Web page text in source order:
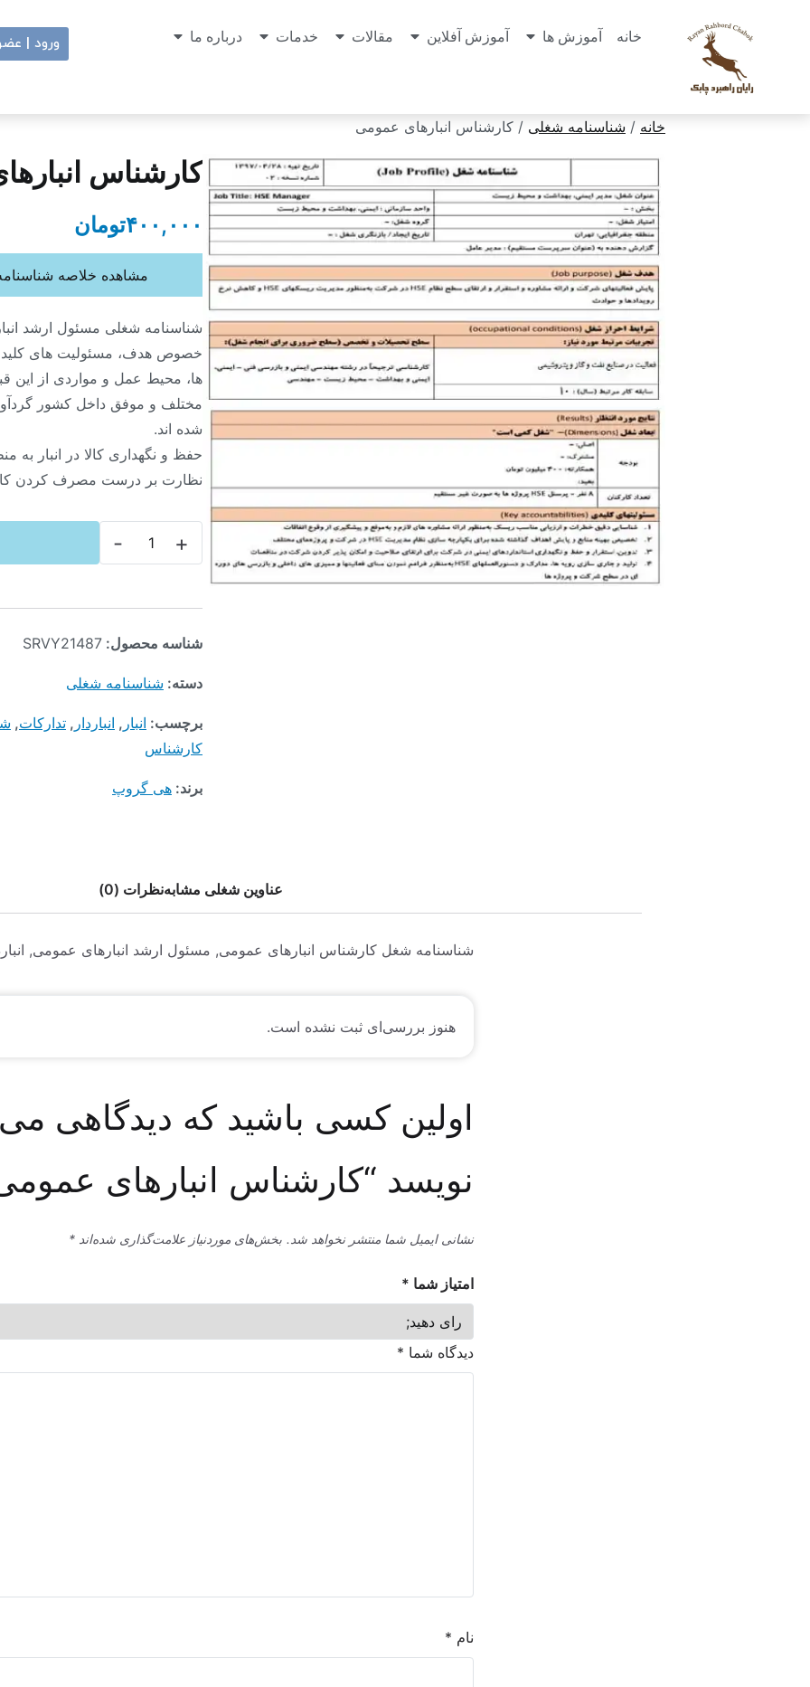
خانه آموزش ها آموزش آفلاین مقالات خدمات درباره ما ورود |
خانه / شناسنامه شغلی / کارشناس انبارهای عمومی
کارشناس
۴۰۰,۰۰۰تومان
شناسنامه شغلی مسئول ارشد
خصوص هدف، مسئولیت های
ها، محیط عمل و مواردی از این
مختلف و موفق داخل کشور
شده اند.
حفظ و نگهداری کالا در انبار به
نظارت بر درست مصرف کردن
مشاهده خلاصه
- +
شناسه محصول: SRVY21487
دسته: شناسنامه شغلی
برچسب: انبار , انباردار , تدارکات,
کارشناس
برند: هی گروپ
عناوین شغلی مشابهنظرات (0)
شناسنامه شغل کارشناس انبارهای عمومی, مسئول ارشد انبارهای عمومی,
هنوز بررسی‌ای ثبت نشده است.
اولین کسی باشید که دیدگاهی
نویسد “کارشناس انبارهای
نشانی ایمیل شما منتشر نخواهد شد. بخش‌های موردنیاز علامت‌گذاری شده‌اند *
امتیاز شما *
دیدگاه شما *
نام *